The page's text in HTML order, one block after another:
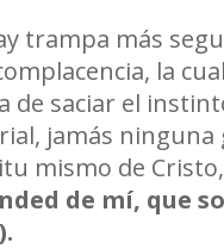
trampa más
la
de saciar el
jamás ninguna
mismo de
de mí, que